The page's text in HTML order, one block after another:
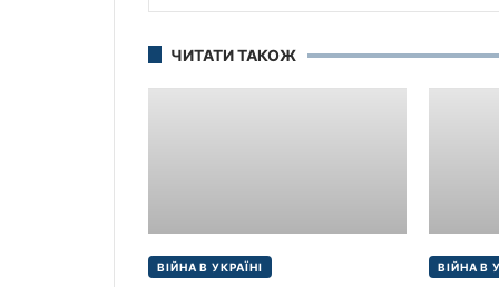
ЧИТАТИ ТАКОЖ
ВІЙНА В УКРАЇНІ ВІЙНА В